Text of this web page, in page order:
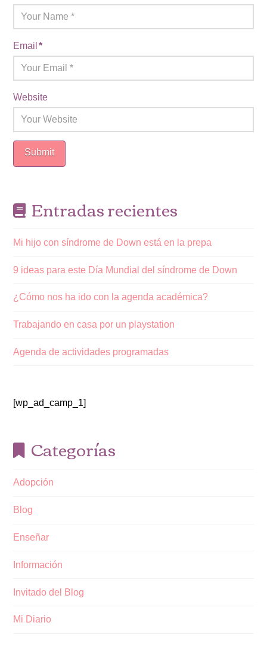
Email*
Website
Entradas recientes
Mi hijo con síndrome de Down está en la prepa
9 ideas para este Día Mundial del síndrome de Down
¿Cómo nos ha ido con la agenda académica?
Trabajando en casa por un playstation
Agenda de actividades programadas
[wp_ad_camp_1]
Categorías
Adopción
Blog
Enseñar
Información
Invitado del Blog
Mi Diario